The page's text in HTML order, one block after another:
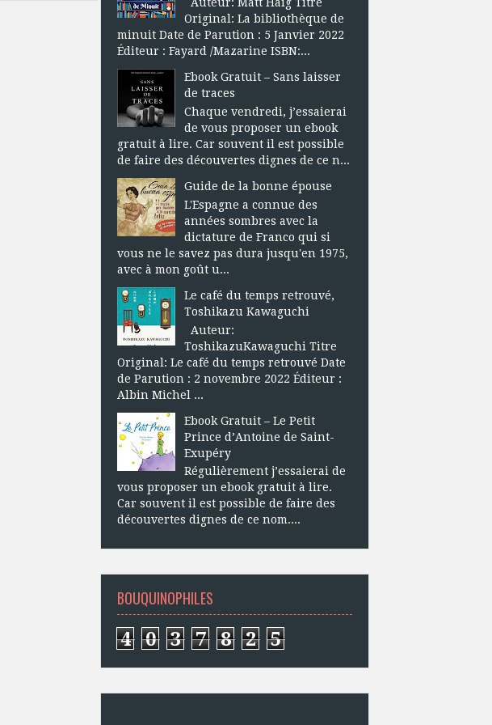
Original: La bibliothèque de
minuit Date de Parution : 5 Janvier 2022
Éditeur : Fayard /Mazarine ISBN:...
Ebook Gratuit – Sans laisser
de traces
Chaque vendredi, j’essaierai
de vous proposer un ebook
gratuit à lire. Car souvent il est possible
de faire des découvertes dignes de ce n...
Guide de la bonne épouse
L'Espagne a connue des
années sombres avec la
dictature de Franco qui si
vous ne le savez pas dura jusqu'en 1975,
avec à mon goût u...
Le café du temps retrouvé,
Toshikazu Kawaguchi
Auteur:
ToshikazuKawaguchi Titre
Original: Le café du temps retrouvé Date
de Parution : 2 novembre 2022 Éditeur :
Albin Michel ...
Ebook Gratuit – Le Petit
Prince d’Antoine de Saint-
Exupéry
Régulièrement j’essaierai de
vous proposer un ebook gratuit à lire.
Car souvent il est possible de faire des
découvertes dignes de ce nom....
BOUQUINOPHILES
4 0 3 7 8 2 5